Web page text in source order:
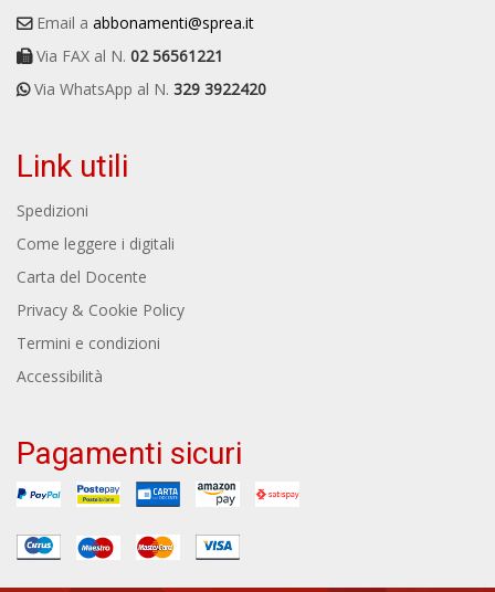
Email a abbonamenti@sprea.it
Via FAX al N. 02 56561221
Via WhatsApp al N. 329 3922420
Link utili
Spedizioni
Come leggere i digitali
Carta del Docente
Privacy & Cookie Policy
Termini e condizioni
Accessibilità
Pagamenti sicuri